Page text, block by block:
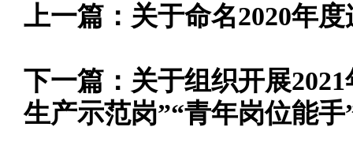
上一篇： 关于命名2020年
下一篇： 关于组织开展
生产示范岗”“青年岗位能